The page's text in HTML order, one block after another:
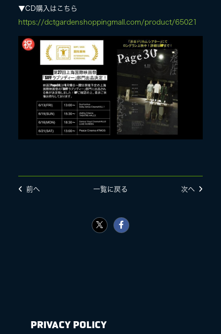
▼CD購入はこちら
https://dctgardenshoppingmall.com/product/65021
前へ 一覧に戻る 次へ
PRIVACY POLICY